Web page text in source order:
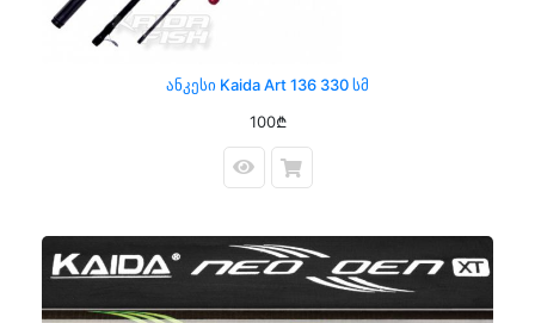
Ანკესი Kaida Art 136 330 Სმ
100₾